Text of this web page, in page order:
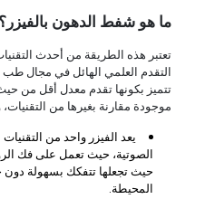
ما هو شفط الدهون بالفيزر؟
تعتبر هذه الطريقة من أحدث
التقدم العلمي الهائل في مجال
تتميز بكونها تقدم معدل أقل من حيث
موجودة مقارنة بغيرها من
يعد الفيزر واحد من
الصوتية، حيث تعمل على فك
حيث تجعلها تتفكك بسهولة
المحيطة.